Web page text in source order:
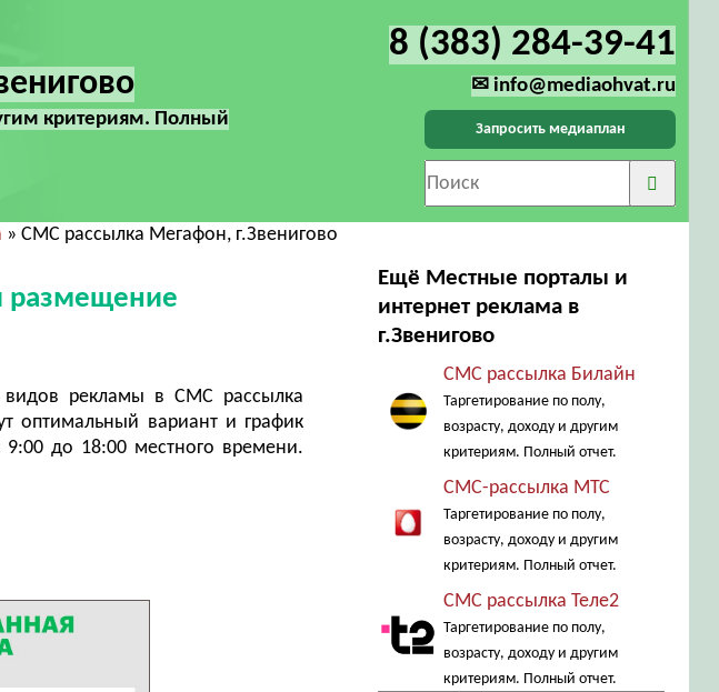
критериям. Полный
8 (383) 284-39-41
✉ info@mediaohvat.ru
Запросить медиаплан
» СМС рассылка Мегафон, г.Звенигово
размещение
видов рекламы в СМС рассылка
оптимальный вариант и график
до 18:00 местного времени.
Ещё Местные порталы и
интернет реклама в
г.Звенигово
СМС рассылка Билайн
Таргетирование по полу,
возрасту, доходу и другим
критериям. Полный отчет.
СМС-рассылка МТС
Таргетирование по полу,
возрасту, доходу и другим
критериям. Полный отчет.
СМС рассылка Теле2
Таргетирование по полу,
возрасту, доходу и другим
критериям. Полный отчет.